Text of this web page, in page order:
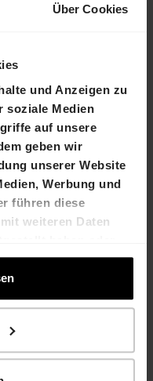
Über Cookies
und Anzeigen zu
soziale Medien
auf unsere
geben wir
unserer Website
Werbung und
führen diese
weiteren Daten
der Dienste
Halter.
et a approuvé,
de
d'un vote
durable
AG.